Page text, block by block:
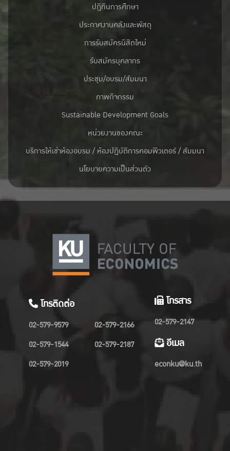
ปฎิทินการศึกษา
ประกาศงานคลังและพัสดุ
การรับสมัครนิสิตใหม่
รับสมัครบุคลากร
ประชุม/อบรม/สัมมนา
ภาพกิจกรรม
Sustainable Development Goals
หน่วยงานของคณะ
บริการให้เช่าห้องอบรม / ห้องปฏิบัติการคอมพิวเตอร์ / สัมมนา
นโยบายความเป็นส่วนตัว
โทรติดต่อ
02-579-9579
02-579-1544
02-579-2019
02-579-2166
02-579-2187
โทรสาร
02-579-2147
อีเมล
econku@ku.th